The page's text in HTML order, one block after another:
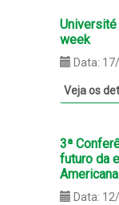
week
Data:
Veja os
3ª
futuro da
Americana
Data: